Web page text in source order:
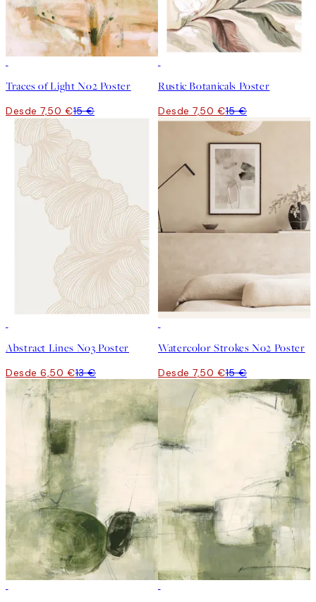
Traces of Light No2 Poster
Desde 7,50 €15 €
Rustic Botanicals Poster
Desde 7,50 €15 €
Abstract Lines No3 Poster
Desde 6,50 €13 €
Watercolor Strokes No2 Poster
Desde 7,50 €15 €